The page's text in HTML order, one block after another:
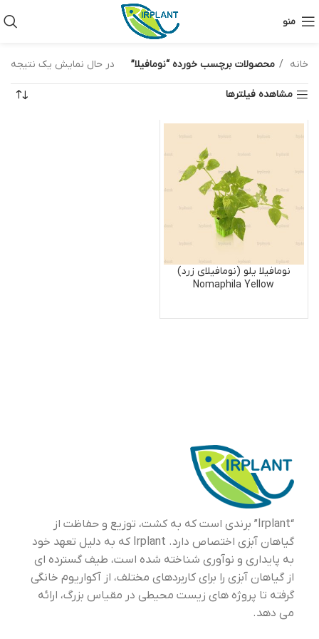
منو
خانه محصولات برچسب خورده “نومافیلا” در حال نمایش یک نتیجه
مشاهده فیلترها
نومافیلا یلو (نومافیلای زرد)
Nomaphila Yellow
“Irplant” برندی است که به کشت، توزیع و حفاظت از
گیاهان آبزی اختصاص دارد. Irplant که به دلیل تعهد خود
به پایداری و نوآوری شناخته شده است، طیف گسترده ای
از گیاهان آبزی را برای کاربردهای مختلف، از آکواریوم خانگی
گرفته تا پروژه های زیست محیطی در مقیاس بزرگ، ارائه
می دهد.